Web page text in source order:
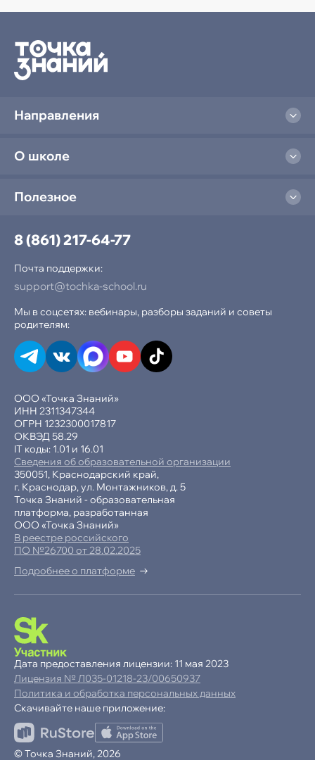
−10% при оплате в рассрочку
Продолжая пользоваться сайтом,
ООО «Точка Знаний»
ИНН 2311347344
ОГРН 1232300017817
ОКВЭД 58.29
IT коды: 1.01 и 16.01
Сведения об образовательной организации
350051, Краснодарский край,
г. Краснодар, ул. Монтажников, д. 5
Точка Знаний - образовательная
платформа, разработанная
ООО «Точка Знаний»
В реестре российского
ПО №26700 от 28.02.2025
Подробнее о платформе
Направления
О школе
Полезное
8 (861) 217-64-77
Почта поддержки:
support@tochka-school.ru
Мы в соцсетях: вебинары, разборы заданий и советы
родителям:
© Точка Знаний, 2026
Политика и обработка персональных данных
Дата предоставления лицензии: 11 мая 2023
Лицензия № Л035-01218-23/00650937
Скачивайте наше приложение: